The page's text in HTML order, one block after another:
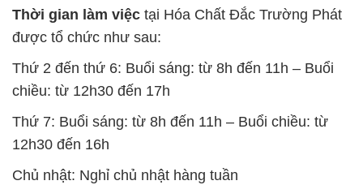
Thời gian làm việc tại Hóa Chất Đắc Trường Phát
được tổ chức như sau:
Thứ 2 đến thứ 6: Buổi sáng: từ 8h đến 11h – Buổi
chiều: từ 12h30 đến 17h
Thứ 7: Buổi sáng: từ 8h đến 11h – Buổi chiều: từ
12h30 đến 16h
Chủ nhật: Nghỉ chủ nhật hàng tuần